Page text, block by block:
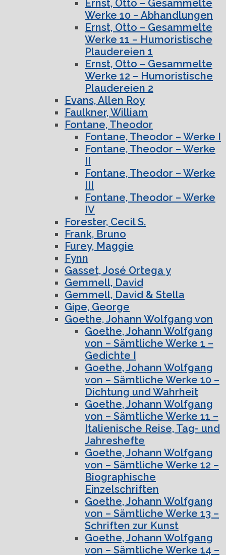
Ernst, Otto – Gesammelte
Werke 10 – Abhandlungen
Ernst, Otto – Gesammelte
Werke 11 – Humoristische
Plaudereien 1
Ernst, Otto – Gesammelte
Werke 12 – Humoristische
Plaudereien 2
Evans, Allen Roy
Faulkner, William
Fontane, Theodor
Fontane, Theodor – Werke I
Fontane, Theodor – Werke
II
Fontane, Theodor – Werke
III
Fontane, Theodor – Werke
IV
Forester, Cecil S.
Frank, Bruno
Furey, Maggie
Fynn
Gasset, José Ortega y
Gemmell, David
Gemmell, David & Stella
Gipe, George
Goethe, Johann Wolfgang von
Goethe, Johann Wolfgang
von – Sämtliche Werke 1 –
Gedichte I
Goethe, Johann Wolfgang
von – Sämtliche Werke 10 –
Dichtung und Wahrheit
Goethe, Johann Wolfgang
von – Sämtliche Werke 11 –
Italienische Reise, Tag- und
Jahreshefte
Goethe, Johann Wolfgang
von – Sämtliche Werke 12 –
Biographische
Einzelschriften
Goethe, Johann Wolfgang
von – Sämtliche Werke 13 –
Schriften zur Kunst
Goethe, Johann Wolfgang
von – Sämtliche Werke 14 –